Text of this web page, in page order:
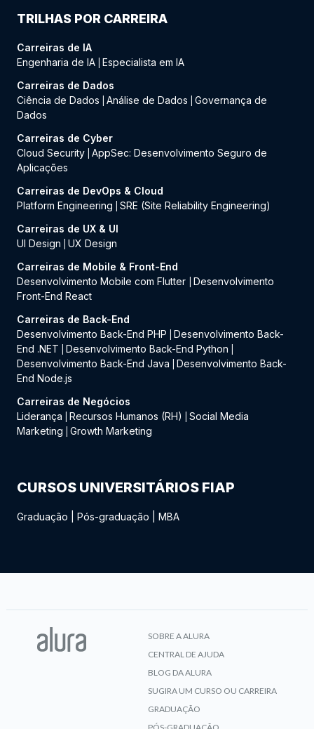
TRILHAS POR CARREIRA
Carreiras de IA
Engenharia de IA Especialista em IA
Carreiras de Dados
Ciência de Dados
Análise de Dados
Governança de
Dados
Carreiras de Cyber
Cloud Security AppSec: Desenvolvimento Seguro de
Aplicações
Carreiras de DevOps & Cloud
Platform Engineering
SRE (Site Reliability Engineering)
Carreiras de UX & UI
UI Design
UX Design
Carreiras de Mobile & Front-End
Desenvolvimento Mobile com Flutter
Desenvolvimento
Front-End React
Carreiras de Back-End
Desenvolvimento Back-End PHP
Desenvolvimento Back-
End .NET
Desenvolvimento Back-End Python
Desenvolvimento Back-End Java
Desenvolvimento Back-
End Node.js
Carreiras de Negócios
Liderança
Recursos Humanos (RH)
Social Media
Marketing
Growth Marketing
CURSOS UNIVERSITÁRIOS FIAP
Graduação Pós-graduação MBA
SOBRE A ALURA
CENTRAL DE AJUDA
BLOG DA ALURA
SUGIRA UM CURSO OU CARREIRA
GRADUAÇÃO